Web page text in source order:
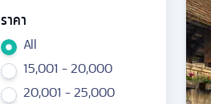
ราคา
All
15,001 - 20,000
20,001 - 25,000